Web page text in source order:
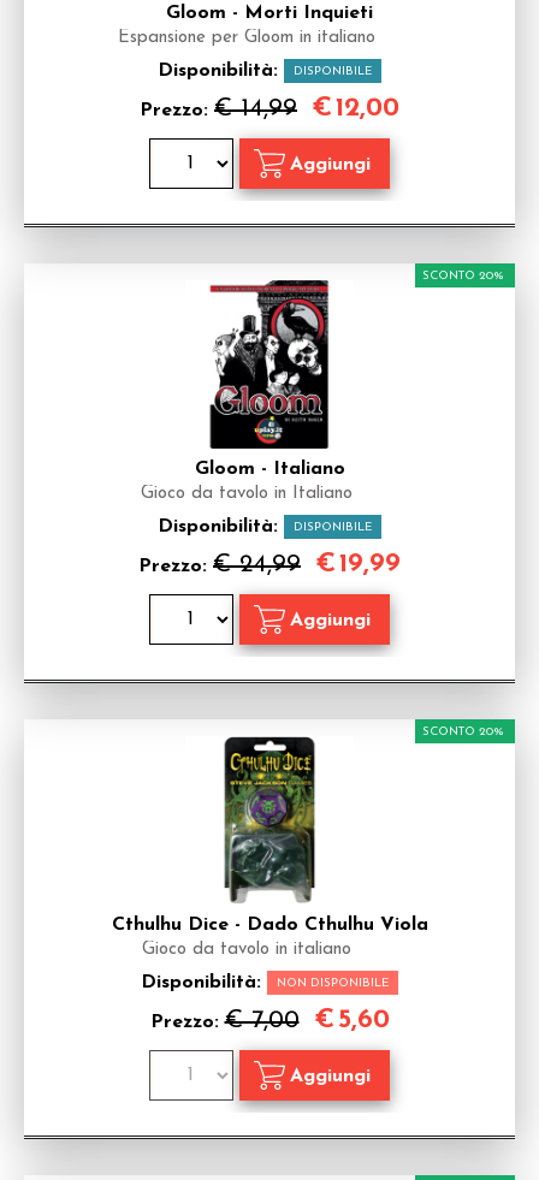
Gloom - Morti Inquieti
Espansione per Gloom in italiano
Disponibilità: DISPONIBILE
Prezzo: € 14,99 €12,00
Gloom - Italiano
Gioco da tavolo in Italiano
Disponibilità: DISPONIBILE
Prezzo: € 24,99
SCONTO 20%
€19,99
Cthulhu Dice - Dado Cthulhu Viola
Gioco da tavolo in italiano
Disponibilità: NON DISPONIBILE
Prezzo:€ 7,00
SCONTO 20%
€ 5,60